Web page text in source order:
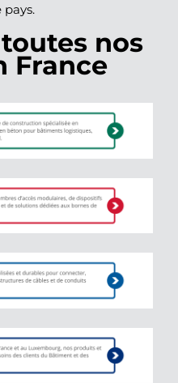
pays.
nos
France